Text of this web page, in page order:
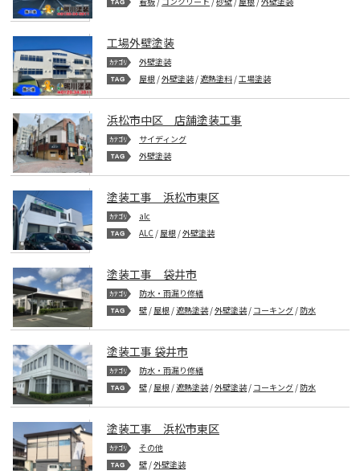
工場外壁塗装
外壁塗装
屋根 /外壁塗装/遮熱塗料 /工場塗装
浜松市中区 店舗塗装工事
サイディング
外壁塗装
塗装工事 浜松市東区
alc
ALC / 屋根 /外壁塗装
塗装工事 袋井市
防水・雨漏り修繕
壁 / 屋根 /遮熱塗装/外壁塗装/ コーキング / 防水
塗装工事 袋井市
防水・雨漏り修繕
壁 / 屋根 /遮熱塗装/外壁塗装/ コーキング / 防水
塗装工事 浜松市東区
その他
壁 /外壁塗装